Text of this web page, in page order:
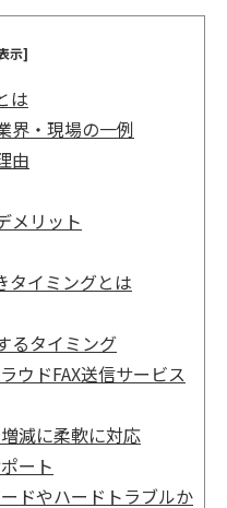
示]
は
界・現場の一例
由
メリット
タイミングとは
るタイミング
ウドFAX送信サービス
減に柔軟に対応
ート
ドやハードトラブルか